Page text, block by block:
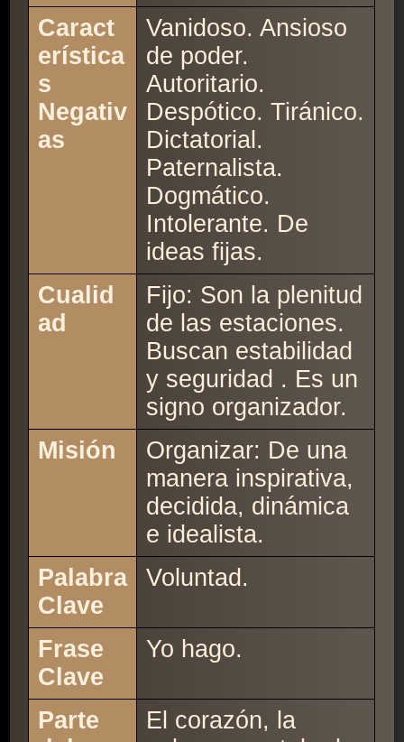
Caract
erística
s
Negativ
as
Vanidoso. Ansioso
de poder.
Autoritario.
Despótico. Tiránico.
Dictatorial.
Paternalista.
Dogmático.
Intolerante. De
ideas fijas.
Cualid
ad
Fijo: Son la plenitud
de las estaciones.
Buscan estabilidad
y seguridad . Es un
signo organizador.
Misión
Organizar: De una
manera inspirativa,
decidida, dinámica
e idealista.
Palabra
Clave
Voluntad.
Frase
Clave
Yo hago.
Parte
El corazón, la